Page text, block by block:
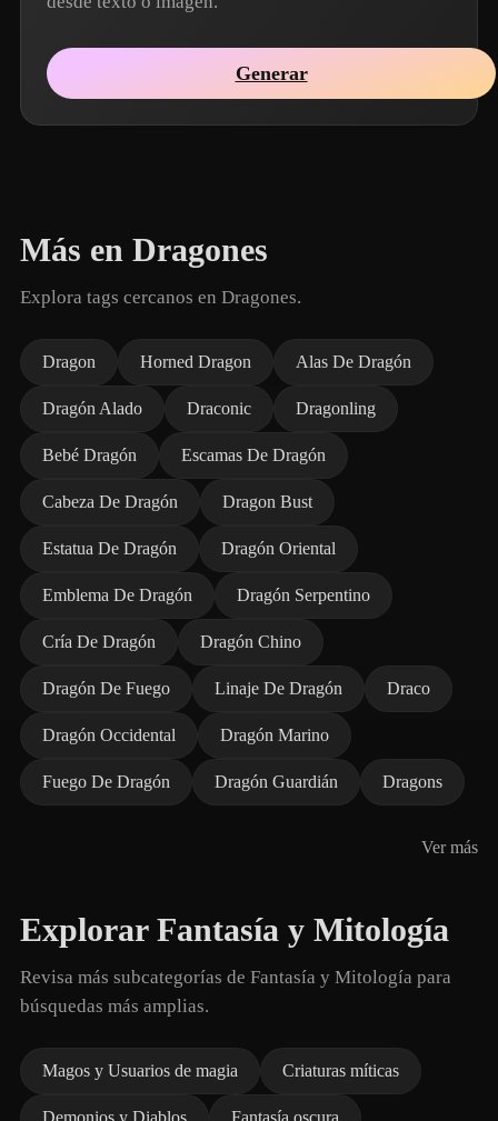
Generar
Más en Dragones
Explora tags cercanos en Dragones.
Dragon Horned Dragon Alas De Dragón
Dragón Alado Draconic Dragonling
Bebé Dragón Escamas De Dragón
Cabeza De Dragón Dragon Bust
Estatua De Dragón Dragón Oriental
Emblema De Dragón Dragón Serpentino
Cría De Dragón Dragón Chino
Dragón De Fuego Linaje De Dragón Draco
Dragón Occidental Dragón Marino
Fuego De Dragón Dragón Guardián Dragons
Ver más
Explorar Fantasía y Mitología
Revisa más subcategorías de Fantasía y Mitología para
búsquedas más amplias.
Magos y Usuarios de magia Criaturas míticas
Demonios y Diablos Fantasía oscura